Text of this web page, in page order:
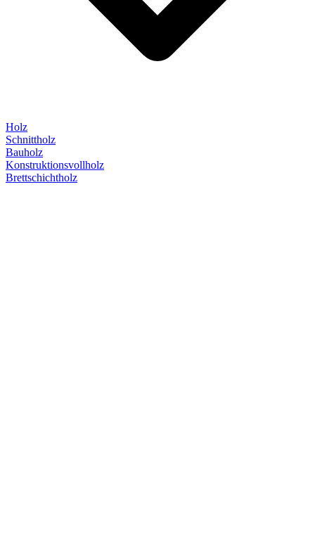
Holz
Schnittholz
Bauholz
Konstruktionsvollholz
Brettschichtholz